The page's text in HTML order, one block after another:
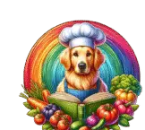
conteúdo